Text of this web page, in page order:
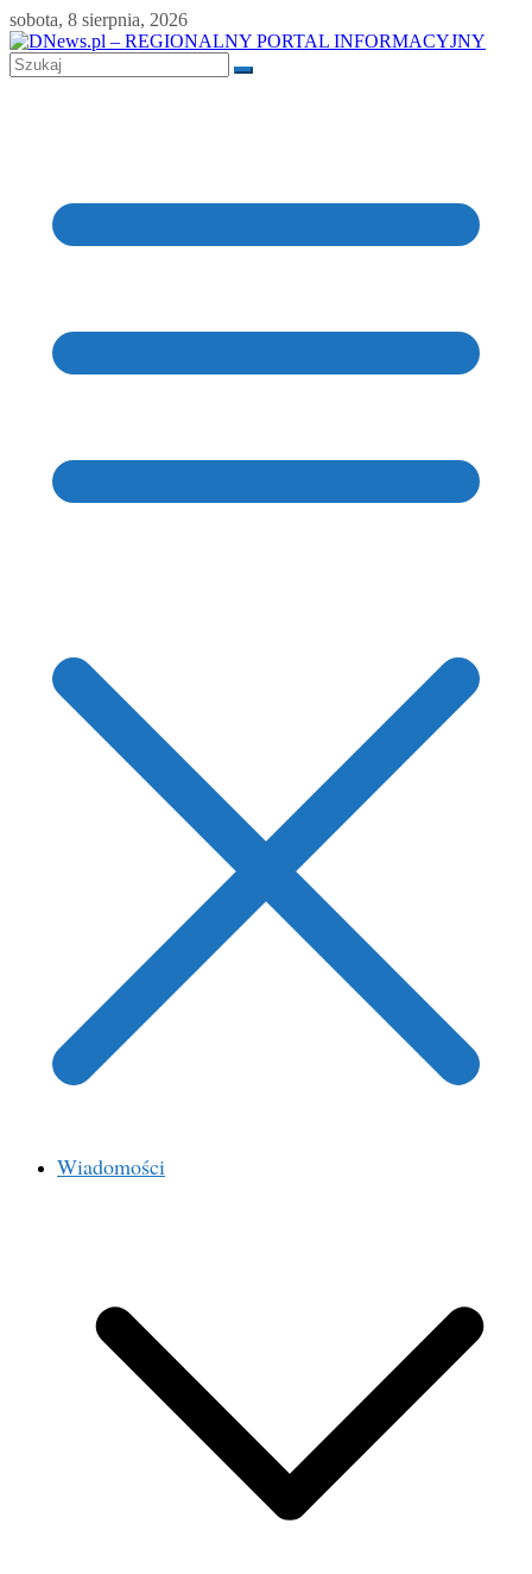
Skip
to
content
sobota, 8 sierpnia, 2026
Wiadomości